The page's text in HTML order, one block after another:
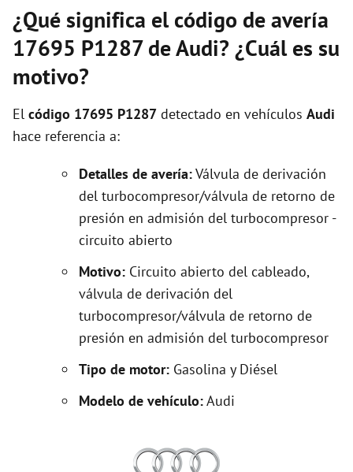
¿Qué significa el código de avería
17695 P1287 de Audi? ¿Cuál es su
motivo?
El código 17695 P1287 detectado en vehículos Audi
hace referencia a:
Detalles de avería:Válvula de derivación
del turbocompresor/válvula de retorno de
presión en admisión del turbocompresor -
circuito abierto
Motivo: Circuito abierto del cableado,
válvula de derivación del
turbocompresor/válvula de retorno de
presión en admisión del turbocompresor
Tipo de motor: Gasolina y Diésel
Modelo de vehículo:Audi